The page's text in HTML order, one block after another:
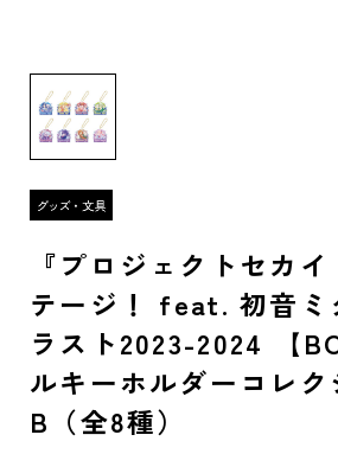
『プロジェクトセカ
テージ！ feat. 初音ミ
ラスト2023-2024 【
ルキーホルダーコレク
B（全8種）